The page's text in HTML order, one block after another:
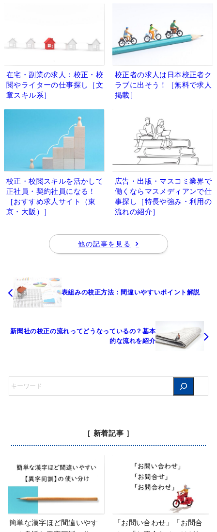
在宅・副業の求人：校正・校
閲やライターの仕事探し［文
章スキル系］
校正者の求人は日本校正者ク
ラブに出そう！［無料で求人
掲載］
校正・校閲スキルを活かして
正社員・契約社員になる！
［おすすめ求人サイト（東
京・大阪）］
広告・出版・マスコミ業界で
働くならマスメディアンで仕
事探し［特長や強み・利用の
流れの紹介］
他の記事を見る
表組みの校正方法：間違いやすいポイント解説
新聞社の校正の流れってどうなっているの？基本
的な流れを紹介
［ 新着記事 ］
簡単な漢字ほど間違いやす
「お問い合わせ」「お問合